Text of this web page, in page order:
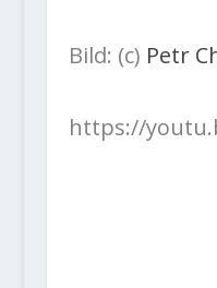
Bild: (c) Petr
https://